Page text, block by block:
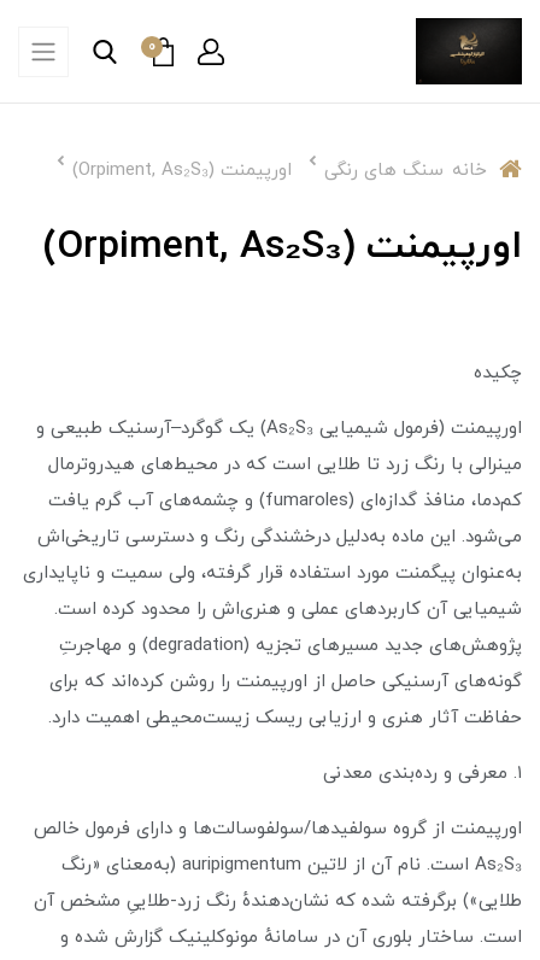
0
خانه سنگ های رنگی اورپیمنت (Orpiment, As₂S₃)
اورپیمنت (Orpiment, As₂S₃)
چکیده
اورپیمنت (فرمول شیمیایی As₂S₃) یک گوگرد–آرسنیک طبیعی و
مینرالی با رنگ زرد تا طلایی است که در محیط‌های هیدروترمال
کم‌دما، منافذ گدازه‌ای (fumaroles) و چشمه‌های آب گرم یافت
می‌شود. این ماده به‌دلیل درخشندگی رنگ و دسترسی تاریخی‌اش
به‌عنوان پیگمنت مورد استفاده قرار گرفته، ولی سمیت و ناپایداری
شیمیایی آن کاربردهای عملی و هنری‌اش را محدود کرده است.
پژوهش‌های جدید مسیرهای تجزیه (degradation) و مهاجرتِ
گونه‌های آرسنیکی حاصل از اورپیمنت را روشن کرده‌اند که برای
حفاظت آثار هنری و ارزیابی ریسک زیست‌محیطی اهمیت دارد.
۱. معرفی و رده‌بندی معدنی
اورپیمنت از گروه سولفیدها/سولفوسالت‌ها و دارای فرمول خالص
As₂S₃ است. نام آن از لاتین auripigmentum (به‌معنای «رنگ
طلایی») برگرفته شده که نشان‌دهندهٔ رنگ زرد-طلاییِ مشخص آن
است. ساختار بلوری آن در سامانهٔ مونوکلینیک گزارش شده و